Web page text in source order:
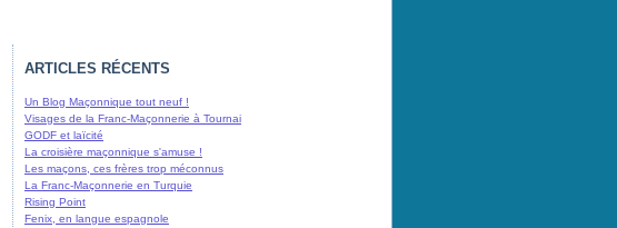
ARTICLES RÉCENTS
Un Blog Maçonnique tout neuf !
Visages de la Franc-Maçonnerie à Tournai
GODF et laïcité
La croisière maçonnique s'amuse !
Les maçons, ces frères trop méconnus
La Franc-Maçonnerie en Turquie
Rising Point
Fenix, en langue espagnole